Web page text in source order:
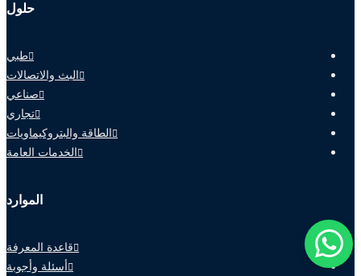
حلول
طبي
البث والاتصالات
صناعي
تجاري
الطاقة والبتروكيماويات
الخدمات العامة
الموارد
قاعدة المعرفة
أسئلة وأجوبة